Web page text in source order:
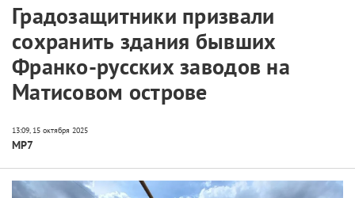
Градозащитники призвали
сохранить здания бывших
Франко-русских заводов на
Матисовом острове
МР7